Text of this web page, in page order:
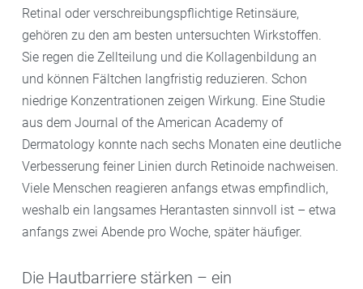
Retinal oder verschreibungspflichtige Retinsäure,
gehören zu den am besten untersuchten Wirkstoffen.
Sie regen die Zellteilung und die Kollagenbildung an
und können Fältchen langfristig reduzieren. Schon
niedrige Konzentrationen zeigen Wirkung. Eine Studie
aus dem Journal of the American Academy of
Dermatology konnte nach sechs Monaten eine deutliche
Verbesserung feiner Linien durch Retinoide nachweisen.
Viele Menschen reagieren anfangs etwas empfindlich,
weshalb ein langsames Herantasten sinnvoll ist – etwa
anfangs zwei Abende pro Woche, später häufiger.
Die Hautbarriere stärken – ein